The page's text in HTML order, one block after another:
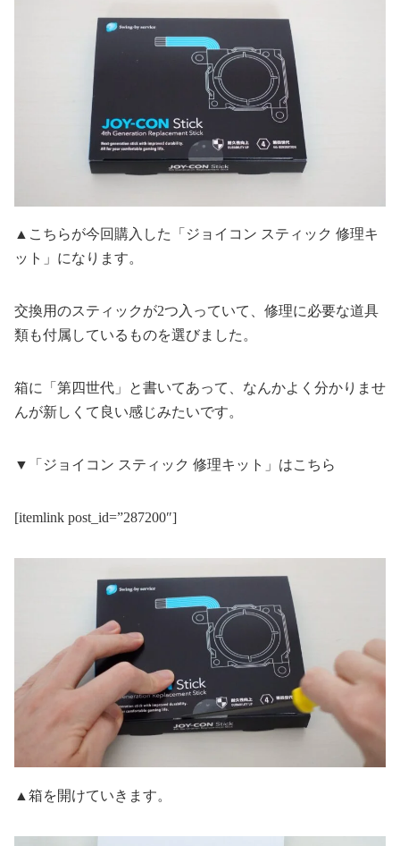
▲こちらが今回購入した「ジョイコン スティック 修理キ
ット」になります。
交換用のスティックが2つ入っていて、修理に必要な道具
類も付属しているものを選びました。
箱に「第四世代」と書いてあって、なんかよく分かりませ
んが新しくて良い感じみたいです。
▼「ジョイコン スティック 修理キット」はこちら
[itemlink post_id=”287200″]
▲箱を開けていきます。